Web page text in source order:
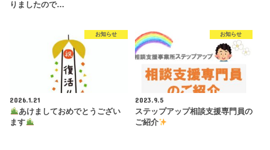
りましたので…
お知らせ
2026.1.21
あけましておめでとうござい
ます
お知らせ
2023.9.5
ステップアップ相談支援専門員の
ご紹介